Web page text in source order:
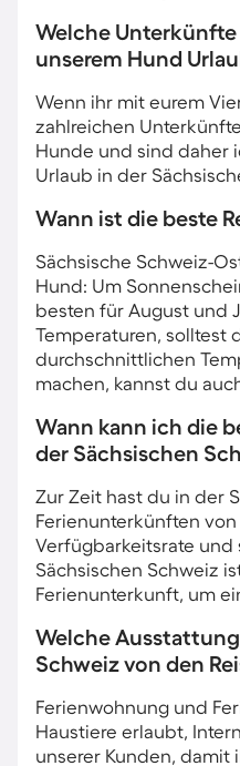
Welche
unserem Hund
Wenn ihr mit eurem
zahlreichen
Hunde und sind daher
Urlaub in der
Wann ist die beste
Sächsische Schweiz-
Hund: Um
besten für August und
Temperaturen, solltest
durchschnittlichen
machen, kannst du
Wann kann ich die
der Sächsischen
Zur Zeit hast du in der
Ferienunterkünften
Verfügbarkeitsrate
Sächsischen Schweiz
Ferienunterkunft, um
Welche
Schweiz von den
Ferienwohnung und
Haustiere erlaubt,
unserer Kunden, damit